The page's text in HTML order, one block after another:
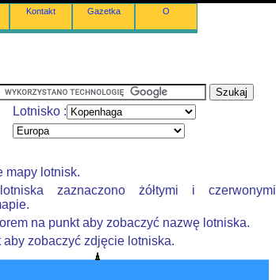
Kontakt Gazetka O
Lotnisko :
mapy lotnisk.
zaznaczono żółtymi i czerwonymi
na punkt aby zobaczyć nazwę lotniska.
aby zobaczyć zdjęcie lotniska.